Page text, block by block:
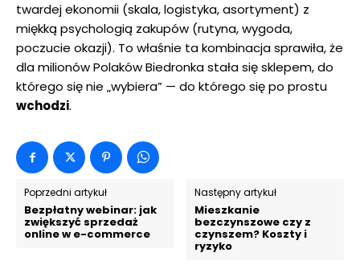
twardej ekonomii (skala, logistyka, asortyment) z
miękką psychologią zakupów (rutyna, wygoda,
poczucie okazji). To właśnie ta kombinacja sprawiła, że
dla milionów Polaków Biedronka stała się sklepem, do
którego się nie „wybiera” — do którego się po prostu
wchodzi.
Poprzedni artykuł
Bezpłatny webinar: jak
zwiększyć sprzedaż
online w e-commerce
Następny artykuł
Mieszkanie
bezczynszowe czy z
czynszem? Koszty i
ryzyko